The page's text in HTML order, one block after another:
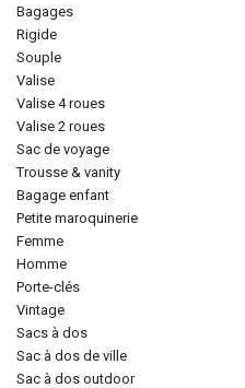
bagages
rigide
souple
valise
valise 4 roues
valise 2 roues
sac de voyage
trousse & vanity
bagage enfant
petite maroquinerie
femme
homme
porte-clés
vintage
sacs à dos
sac à dos de ville
sac à dos outdoor